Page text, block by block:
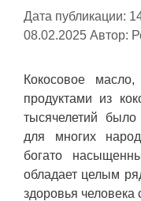
Дата публикации:
08.02.2025 Автор:
Кокосовое
продуктами из
тысячелетий
для многих
богато
обладает целым
здоровья человека